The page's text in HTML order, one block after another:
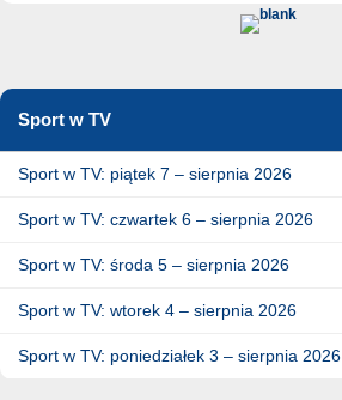
Sport w TV
Sport w TV: piątek 7 – sierpnia 2026
Sport w TV: czwartek 6 – sierpnia 2026
Sport w TV: środa 5 – sierpnia 2026
Sport w TV: wtorek 4 – sierpnia 2026
Sport w TV: poniedziałek 3 – sierpnia 2026